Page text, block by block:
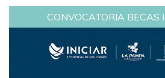
CONVOCATORIA BECAS